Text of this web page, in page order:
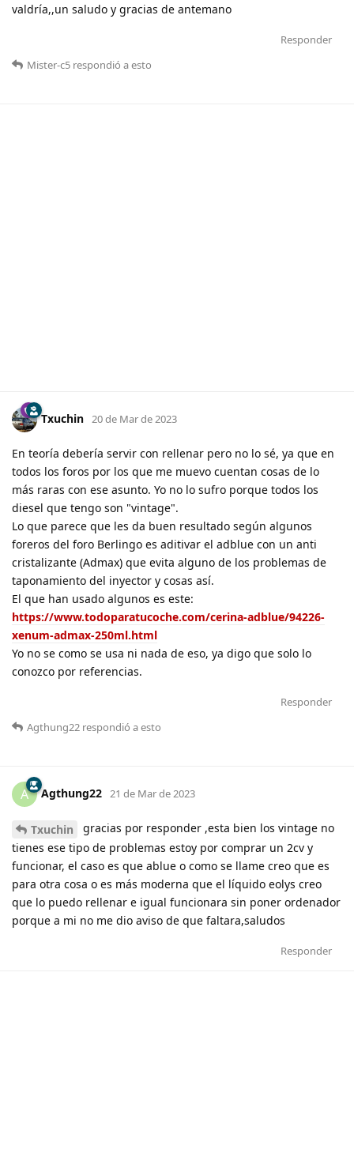
valdría,,un saludo y gracias de antemano
Responder
Mister-c5 respondió a esto
Txuchin 20 de Mar de 2023
En teoría debería servir con rellenar pero no lo sé, ya que en
todos los foros por los que me muevo cuentan cosas de lo
más raras con ese asunto. Yo no lo sufro porque todos los
diesel que tengo son "vintage".
Lo que parece que les da buen resultado según algunos
foreros del foro Berlingo es aditivar el adblue con un anti
cristalizante (Admax) que evita alguno de los problemas de
taponamiento del inyector y cosas así.
El que han usado algunos es este:
https://www.todoparatucoche.com/cerina-adblue/94226-
xenum-admax-250ml.html
Yo no se como se usa ni nada de eso, ya digo que solo lo
conozco por referencias.
Responder
Agthung22 respondió a esto
A Agthung22 21 de Mar de 2023
Txuchin
gracias por responder ,esta bien los vintage no
tienes ese tipo de problemas estoy por comprar un 2cv y
funcionar, el caso es que ablue o como se llame creo que es
para otra cosa o es más moderna que el líquido eolys creo
que lo puedo rellenar e igual funcionara sin poner ordenador
porque a mi no me dio aviso de que faltara,saludos
Responder